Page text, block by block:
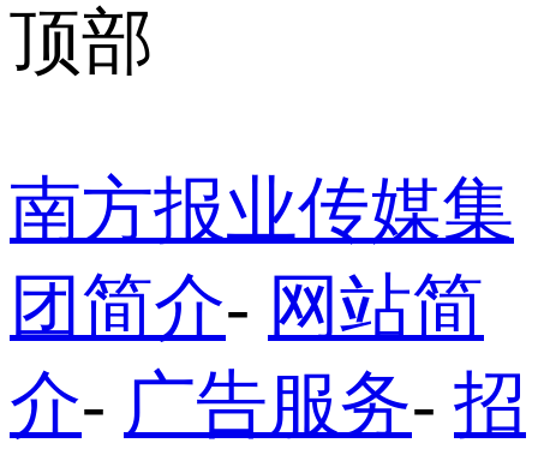
顶部
南方报业传媒集
团简介- 网站简
介- 广告服务- 招